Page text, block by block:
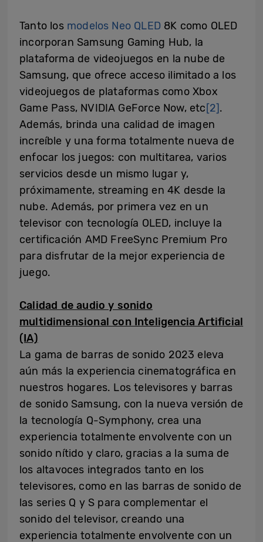
Tanto los modelos Neo QLED 8K como OLED
incorporan Samsung Gaming Hub, la
plataforma de videojuegos en la nube de
Samsung, que ofrece acceso ilimitado a los
videojuegos de plataformas como Xbox
Game Pass, NVIDIA GeForce Now, etc [2].
Además, brinda una calidad de imagen
increíble y una forma totalmente nueva de
enfocar los juegos: con multitarea, varios
servicios desde un mismo lugar y,
próximamente, streaming en 4K desde la
nube. Además, por primera vez en un
televisor con tecnología OLED, incluye la
certificación AMD FreeSync Premium Pro
para disfrutar de la mejor experiencia de
juego.
Calidad de audio y sonido
multidimensional con Inteligencia Artificial
(IA)
La gama de barras de sonido 2023 eleva
aún más la experiencia cinematográfica en
nuestros hogares. Los televisores y barras
de sonido Samsung, con la nueva versión de
la tecnología Q-Symphony, crea una
experiencia totalmente envolvente con un
sonido nítido y claro, gracias a la suma de
los altavoces integrados tanto en los
televisores, como en las barras de sonido de
las series Q y S para complementar el
sonido del televisor, creando una
experiencia totalmente envolvente con un